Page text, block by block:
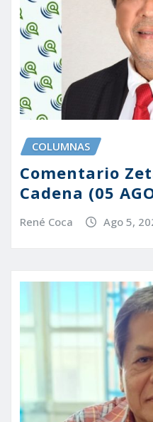
COLUMNAS
Comentario
Cadena (05
René Coca Ago 5,